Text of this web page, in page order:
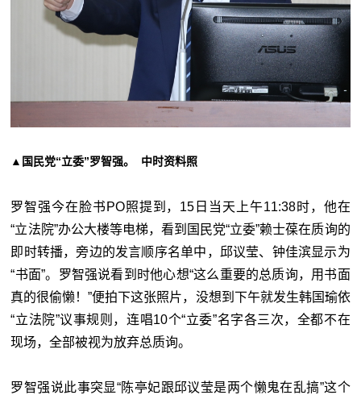
▲国民党“立委”罗智强。 中时资料照
罗智强今在脸书PO照提到，15日当天上午11:38时，他在
“立法院”办公大楼等电梯，看到国民党“立委”赖士葆在质询的
即时转播，旁边的发言顺序名单中，邱议莹、钟佳滨显示为
“书面”。罗智强说看到时他心想“这么重要的总质询，用书面
真的很偷懒！”便拍下这张照片，没想到下午就发生韩国瑜依
“立法院”议事规则，连唱10个“立委”名字各三次，全都不在
现场，全部被视为放弃总质询。
罗智强说此事突显“陈亭妃跟邱议莹是两个懒鬼在乱搞”这个